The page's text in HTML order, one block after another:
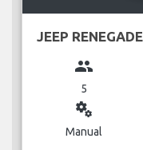
JEEP RENEGADE
group
5
miscellaneous_services
Manual